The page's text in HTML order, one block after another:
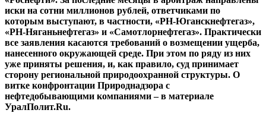
иски на сотни миллионов рублей, ответчиками по
которым выступают, в частности, «РН-Юганскнефтегаз»,
«РН-Няганьнефтегаз» и «Самотлорнефтегаз». Практически
все заявления касаются требований о возмещении ущерба,
нанесенного окружающей среде. При этом по ряду из них
уже приняты решения, и, как правило, суд принимает
сторону региональной природоохранной структуры. О
витке конфронтации Природнадзора с
нефтедобывающими компаниями – в материале
УралПолит.Ru.